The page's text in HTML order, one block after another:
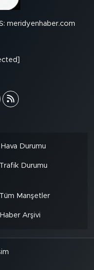
meridyenhaber.com
Hava Durumu
Trafik Durumu
Tüm Manşetler
Haber Arşivi